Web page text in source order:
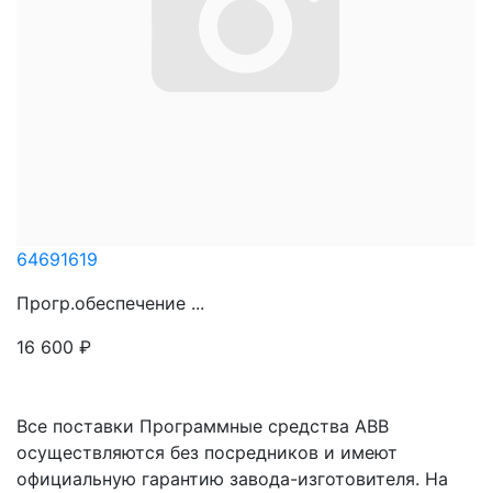
64691619
Прогр.обеспечение ...
16 600 ₽
Все поставки Программные средства ABB
осуществляются без посредников и имеют
официальную гарантию завода-изготовителя. На